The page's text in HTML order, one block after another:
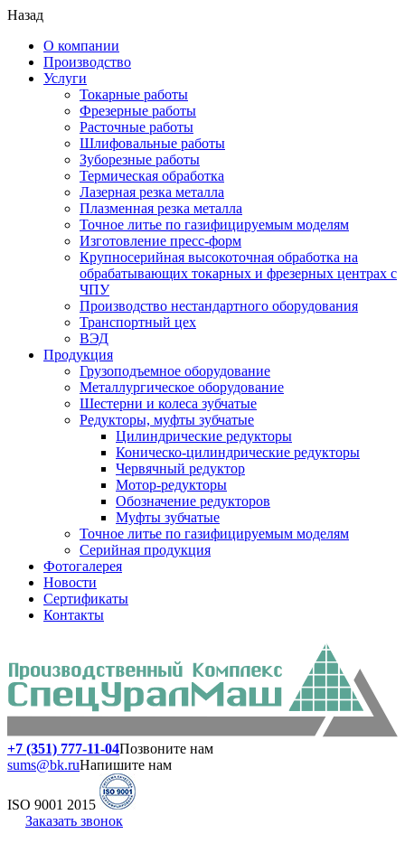
Назад
О компании
Производство
Услуги
Токарные работы
Фрезерные работы
Расточные работы
Шлифовальные работы
Зуборезные работы
Термическая обработка
Лазерная резка металла
Плазменная резка металла
Точное литье по газифицируемым моделям
Изготовление пресс-форм
Крупносерийная высокоточная обработка на
обрабатывающих токарных и фрезерных центрах с
ЧПУ
Производство нестандартного оборудования
Транспортный цех
ВЭД
Продукция
Грузоподъемное оборудование
Металлургическое оборудование
Шестерни и колеса зубчатые
Редукторы, муфты зубчатые
Цилиндрические редукторы
Коническо-цилиндрические редукторы
Червячный редуктор
Мотор-редукторы
Обозначение редукторов
Муфты зубчатые
Точное литье по газифицируемым моделям
Серийная продукция
Фотогалерея
Новости
Сертификаты
Контакты
+7 (351) 777-11-04Позвоните нам
sums@bk.ruНапишите нам
ISO 9001 2015
Заказать звонок